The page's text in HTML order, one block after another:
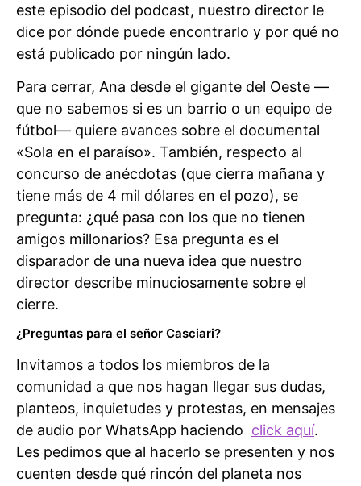
este episodio del podcast, nuestro director le
dice por dónde puede encontrarlo y por qué no
está publicado por ningún lado.
Para cerrar, Ana desde el gigante del Oeste —
que no sabemos si es un barrio o un equipo de
fútbol— quiere avances sobre el documental
«Sola en el paraíso». También, respecto al
concurso de anécdotas (que cierra mañana y
tiene más de 4 mil dólares en el pozo), se
pregunta: ¿qué pasa con los que no tienen
amigos millonarios? Esa pregunta es el
disparador de una nueva idea que nuestro
director describe minuciosamente sobre el
cierre.
¿Preguntas para el señor Casciari?
Invitamos a todos los miembros de la
comunidad a que nos hagan llegar sus dudas,
planteos, inquietudes y protestas, en mensajes
de audio por WhatsApp haciendo click aquí.
Les pedimos que al hacerlo se presenten y nos
cuenten desde qué rincón del planeta nos